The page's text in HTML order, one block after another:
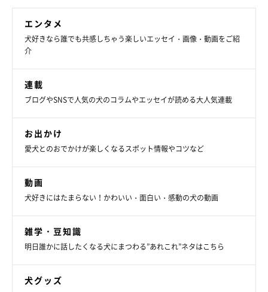
エンタメ
犬好きなら誰でも共感しちゃう楽しいエッセイ・画像・動画をご紹
介
連載
ブログやSNSで人気の犬のコラムやエッセイが読める大人気連載
お出かけ
愛犬とのおでかけが楽しくなるスポット情報やコツなど
動画
犬好きにはたまらない！かわいい・面白い・感動の犬の動画
雑学・豆知識
明日誰かに話したくなる犬にまつわる”あれこれ”ネタはこちら
犬グッズ